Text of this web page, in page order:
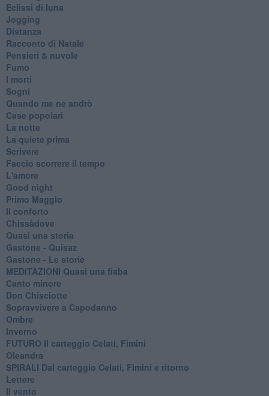
Eclissi di luna
Jogging
Distanza
Racconto di Natale
Pensieri & nuvole
Fumo
I morti
Sogni
Quando me ne andrò
Case popolari
La notte
La quiete prima
Scrivere
Faccio scorrere il tempo
L'amore
Good night
Primo Maggio
Il conforto
Chissàdove
Quasi una storia
Gastone - Quisaz
Gastone - Le storie
MEDITAZIONI Quasi una fiaba
Canto minore
Don Chisciotte
Sopravvivere a Capodanno
Ombre
Inverno
FUTURO Il carteggio Celati, Fimini
Oleandra
SPIRALI Dal carteggio Celati, Fimini e ritorno
Lettere
Il vento